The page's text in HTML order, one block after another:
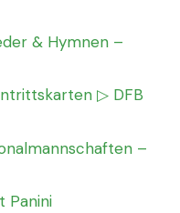
& Hymnen –
▷ DFB
–
Panini